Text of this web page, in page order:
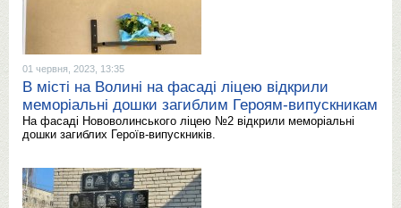
01 червня, 2023, 13:35
В місті на Волині на фасаді ліцею відкрили
меморіальні дошки загиблим Героям-випускникам
На фасаді Нововолинського ліцею №2 відкрили меморіальні
дошки загиблих Героїв-випускників.